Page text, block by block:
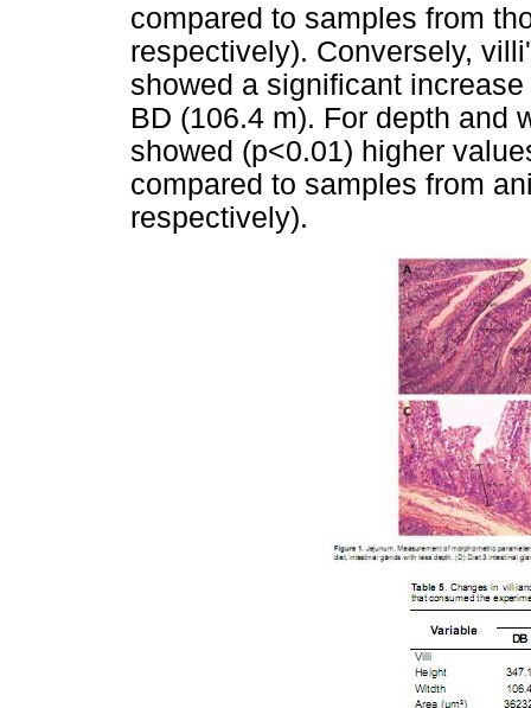
compared to samples from
respectively). Conversely,
showed a significant
BD (106.4 m). For depth and
showed (p<0.01) higher
compared to samples from
respectively).